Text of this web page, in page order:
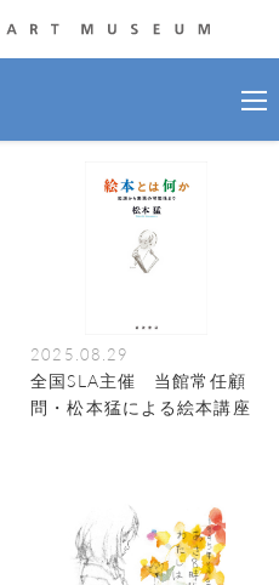
2025.08.29
全国SLA主催 当館常任顧
問・松本猛による絵本講座